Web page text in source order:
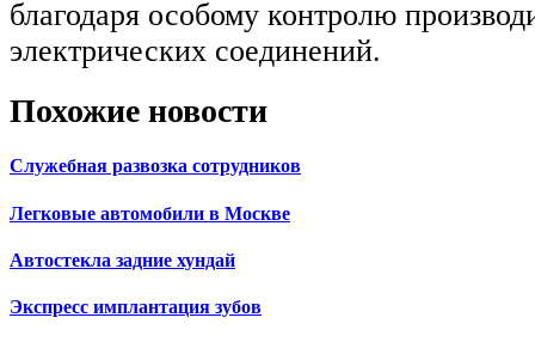
благодаря особому контролю
электрических соединений.
Похожие новости
Служебная развозка сотрудников
Легковые автомобили в Москве
Автостекла задние хундай
Экспресс имплантация зубов